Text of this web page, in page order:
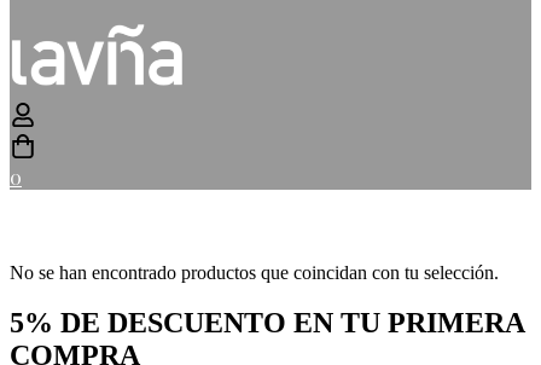
0
No se han encontrado productos que coincidan con tu selección.
5% DE DESCUENTO EN TU PRIMERA
COMPRA